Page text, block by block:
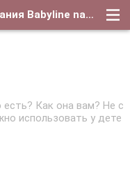
Детская пенка для подмывания Babyline nature отзывы - Форум о детях и для их родителей
Как она вам? Не с
использовать у дете